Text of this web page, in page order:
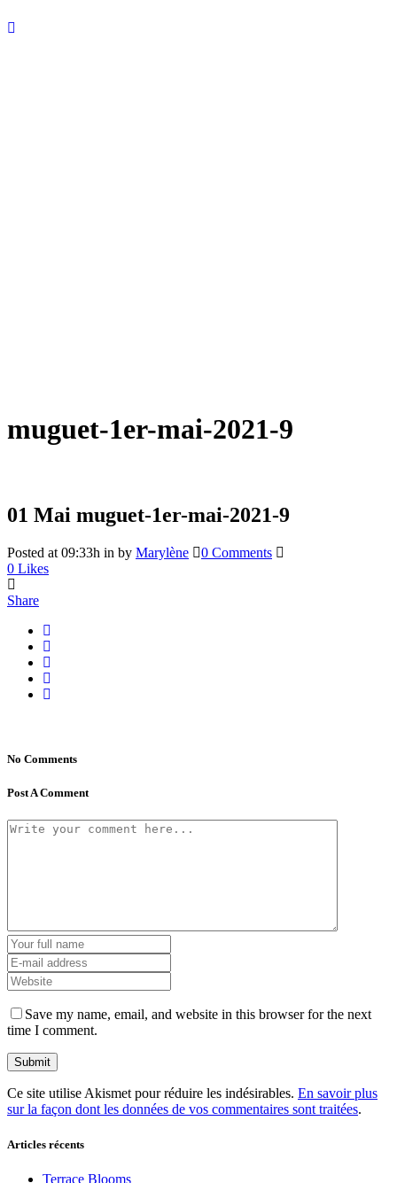
muguet-1er-mai-2021-9
01 Mai muguet-1er-mai-2021-9
Posted at 09:33h in by Marylène
0 Comments
0 Likes
Share
No Comments
Post A Comment
Save my name, email, and website in this browser for the next
time I comment.
Ce site utilise Akismet pour réduire les indésirables. En savoir plus
sur la façon dont les données de vos commentaires sont traitées.
Articles récents
Terrace Blooms